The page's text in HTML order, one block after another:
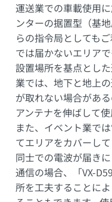
運送業での車載使用
ンターの据置型（基
らの指令局としても
では届かないエリア
設置場所を基点とし
業では、地下と地上
が取れない場合があ
アンテナを伸ばして
また、イベント業で
てエリアをカバーし
同士での電波が届き
通信の場合、「VX-
所を工夫することに